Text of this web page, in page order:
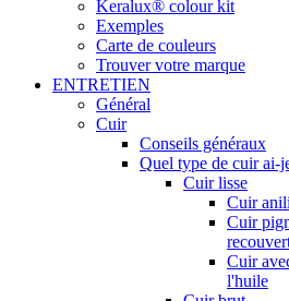
Keralux® colour kit
Exemples
Carte de couleurs
Trouver votre marque
ENTRETIEN
Général
Cuir
Conseils généraux
Quel type de cuir ai-
Cuir lisse
Cuir
Cuir
Cuir
l'huile